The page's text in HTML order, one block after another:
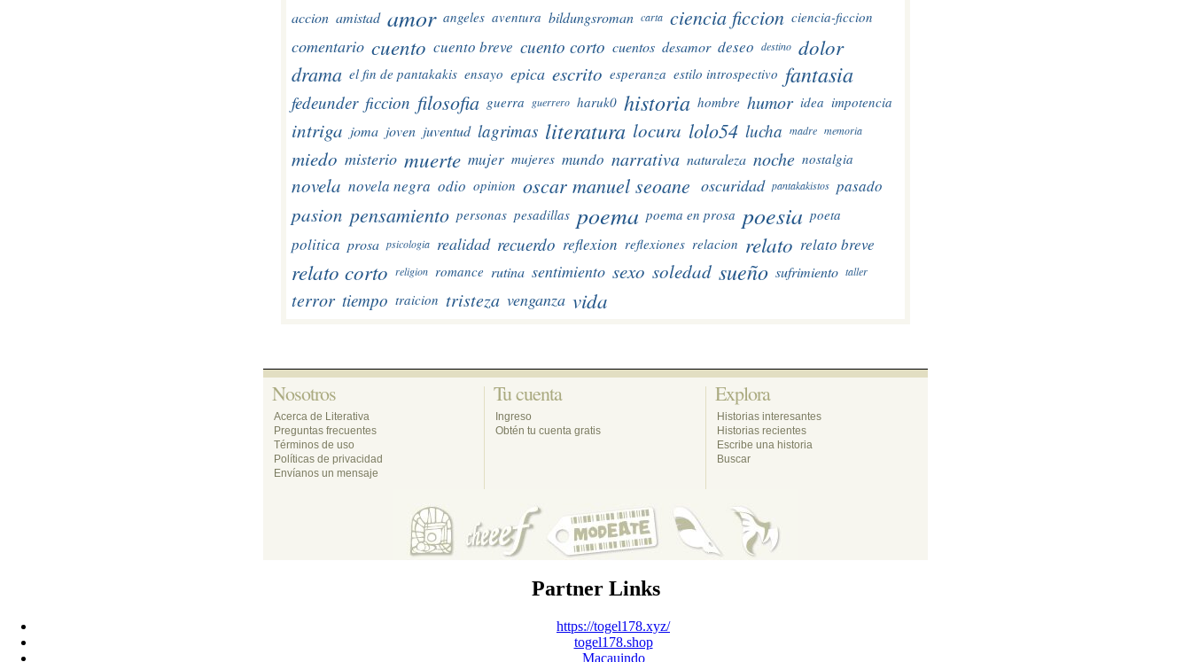
accion amistad amor angeles aventura bildungsroman carta ciencia ficcion ciencia-ficcion
comentario cuento cuento breve cuento corto cuentos desamor deseo destino dolor
drama el fin de pantakakis ensayo epica escrito esperanza estilo introspectivo fantasia
fedeunder ficcion filosofia guerra guerrero haruk0 historia hombre humor idea impotencia
intriga joma joven juventud lagrimas literatura locura lolo54 lucha madre memoria
miedo misterio muerte mujer mujeres mundo narrativa naturaleza noche nostalgia
novela novela negra odio opinion oscar manuel seoane oscuridad pantakakistos pasado
pasion pensamiento personas pesadillas poema poema en prosa poesia poeta
politica prosa psicologia realidad recuerdo reflexion reflexiones relacion relato relato breve
relato corto religion romance rutina sentimiento sexo soledad sueño sufrimiento taller
terror tiempo traicion tristeza venganza vida
Nosotros
Acerca de Literativa
Preguntas frecuentes
Términos de uso
Políticas de privacidad
Envíanos un mensaje
Tu cuenta
Ingreso
Obtén tu cuenta gratis
Explora
Historias interesantes
Historias recientes
Escribe una historia
Buscar
Partner Links
https://togel178.xyz/
togel178.shop
Macauindo